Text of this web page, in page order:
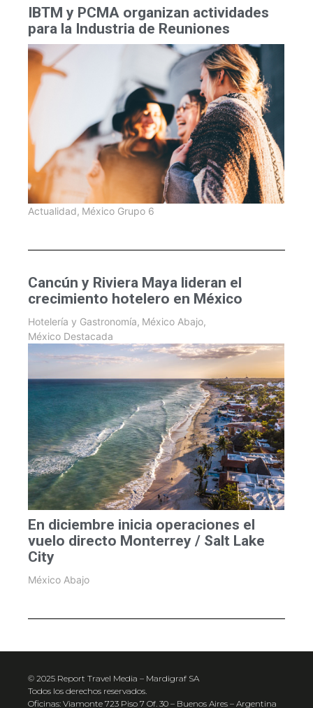
IBTM y PCMA organizan actividades
para la Industria de Reuniones
Actualidad, México Grupo 6
Cancún y Riviera Maya lideran el
crecimiento hotelero en México
Hotelería y Gastronomía, México Abajo,
México Destacada
En diciembre inicia operaciones el
vuelo directo Monterrey / Salt Lake
City
México Abajo
© 2025 Report Travel Media – Mardigraf SA
Todos los derechos reservados.
Oficinas: Viamonte 723 Piso 7 Of. 30 – Buenos Aires – Argentina